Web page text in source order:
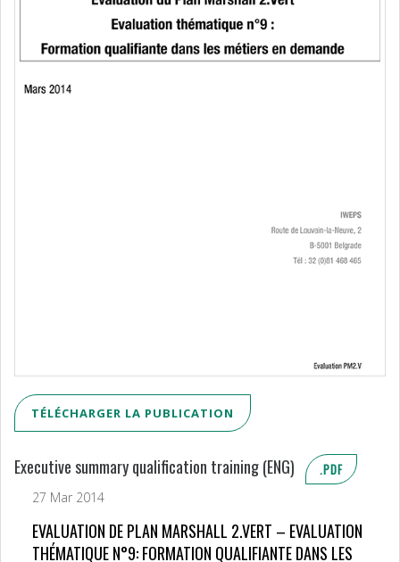
TÉLÉCHARGER LA PUBLICATION
Executive summary qualification training (ENG) .PDF
27 Mar 2014
EVALUATION DE PLAN MARSHALL 2.VERT – EVALUATION
THÉMATIQUE N°9: FORMATION QUALIFIANTE DANS LES